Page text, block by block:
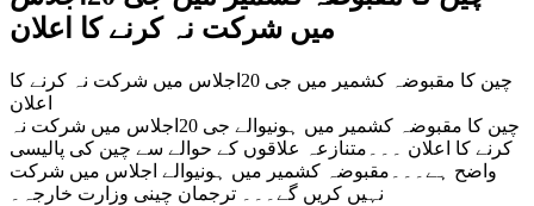
میں شرکت نہ کرنے کا اعلان
چین کا مقبوضہ کشمیر میں جی 20اجلاس میں شرکت نہ کرنے کا
اعلان
چین کا مقبوضہ کشمیر میں ہونیوالے جی 20اجلاس میں شرکت نہ
کرنے کا اعلان ۔۔۔متنازعہ علاقوں کے حوالے سے چین کی پالیسی
واضح ہے۔۔۔مقبوضہ کشمیر میں ہونیوالے اجلاس میں شرکت
نہیں کریں گے۔۔۔ ترجمان چینی وزارت خارجہ۔